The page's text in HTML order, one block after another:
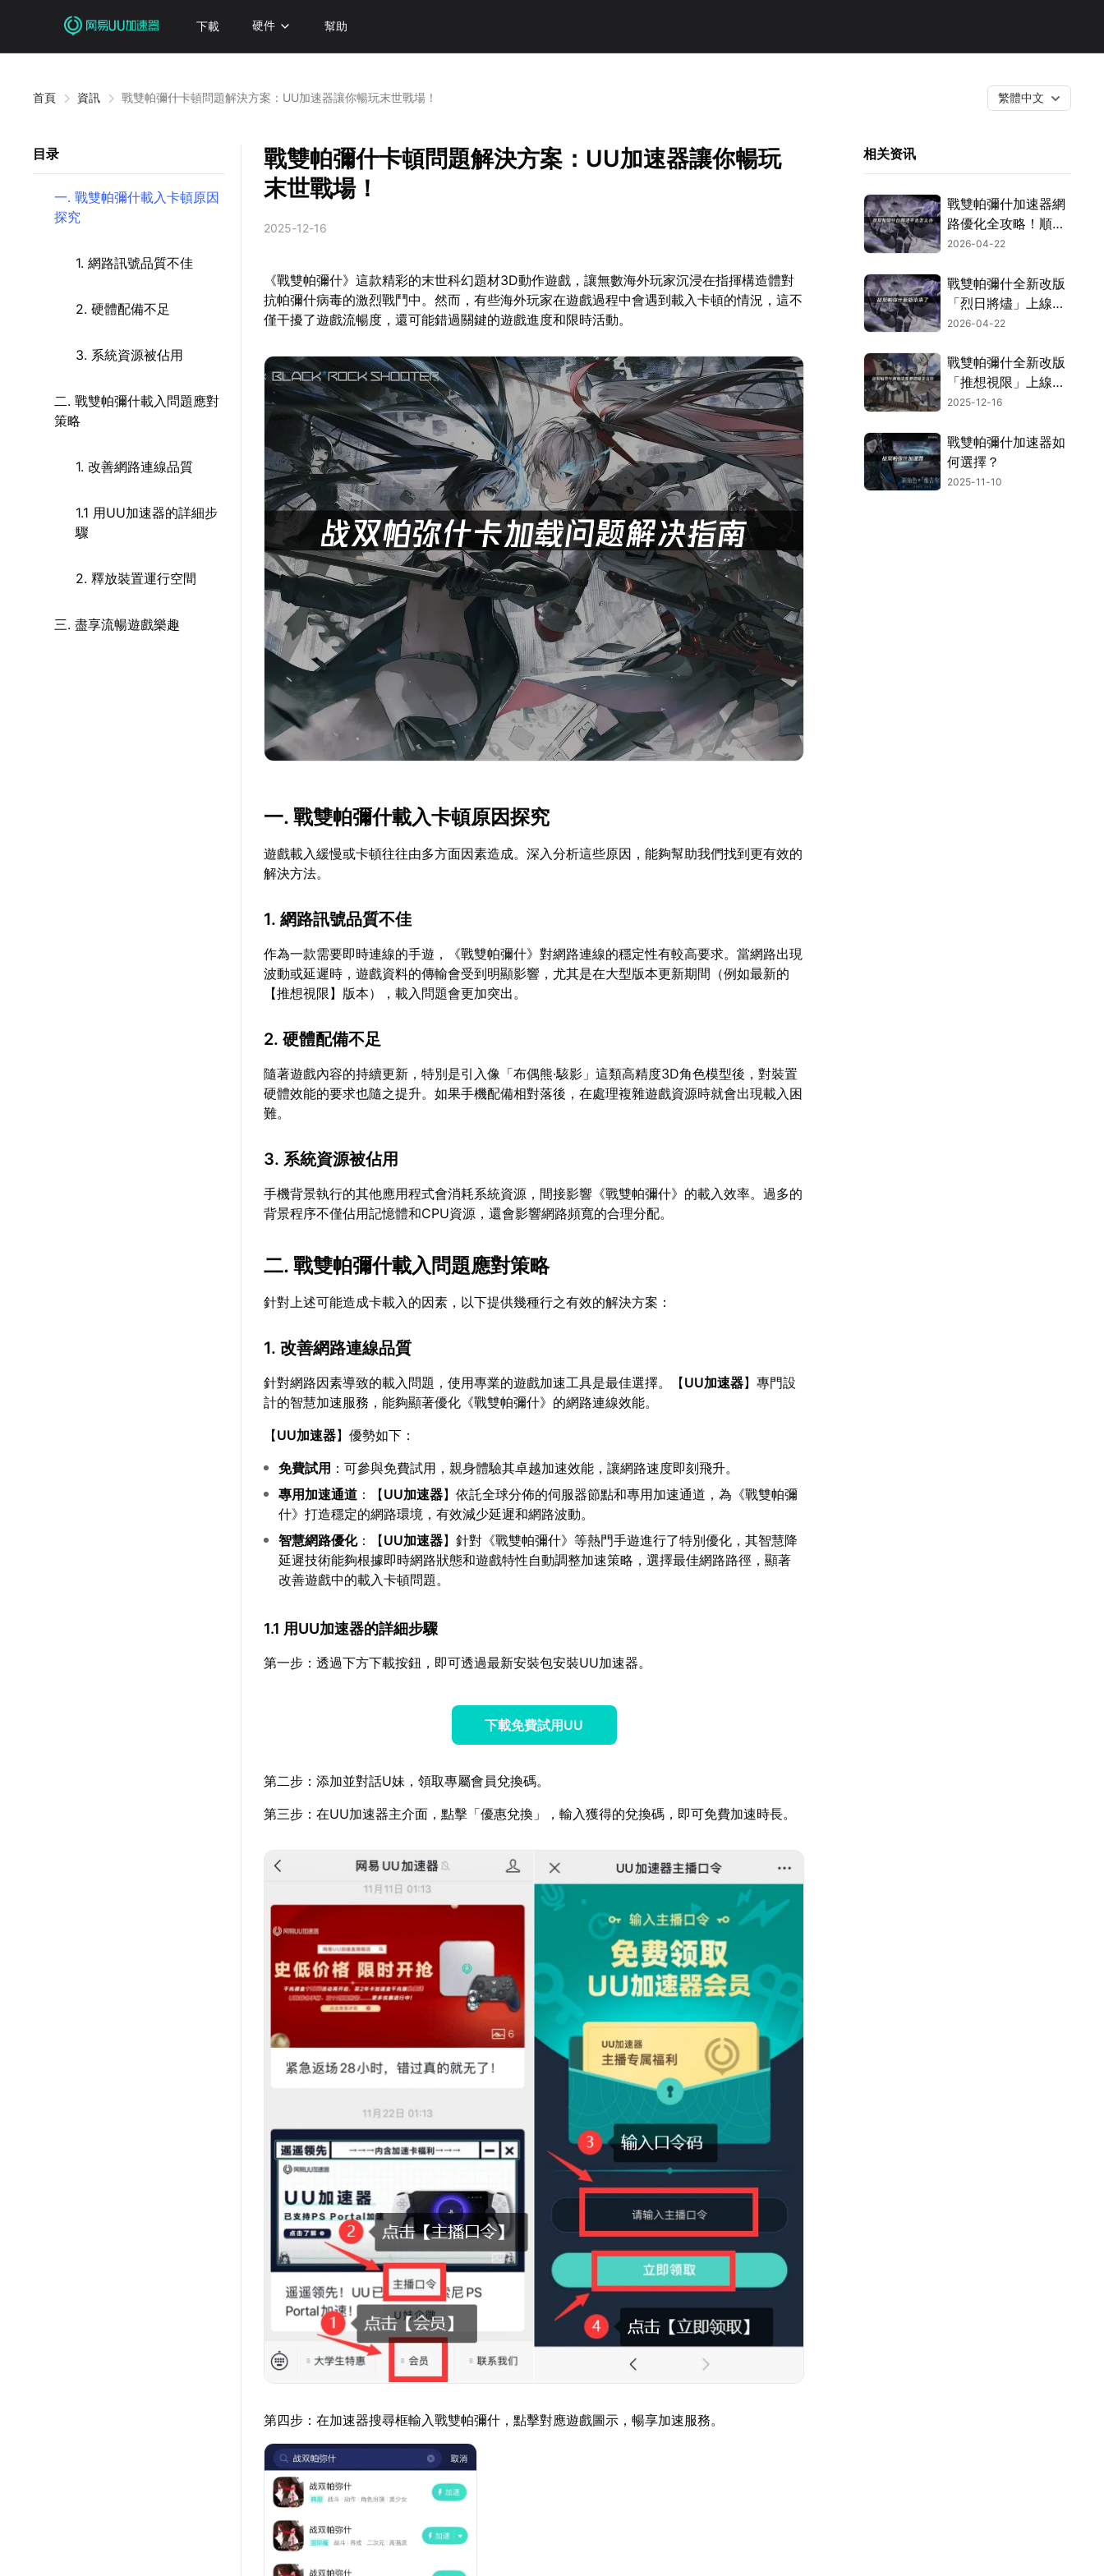
下載 硬件 幫助
首頁 資訊 戰雙帕彌什卡頓問題解決方案：UU加速器讓你暢玩末世戰場！ 繁體中文
目录
一. 戰雙帕彌什載入卡頓原因
探究
1. 網路訊號品質不佳
2. 硬體配備不足
3. 系統資源被佔用
二. 戰雙帕彌什載入問題應對
策略
1. 改善網路連線品質
1.1 用UU加速器的詳細步
驟
2. 釋放裝置運行空間
三. 盡享流暢遊戲樂趣
戰雙帕彌什卡頓問題解決方案：UU加速器讓你暢玩
末世戰場！
2025-12-16
《戰雙帕彌什》這款精彩的末世科幻題材3D動作遊戲，讓無數海外玩家沉浸在指揮構造體對
抗帕彌什病毒的激烈戰鬥中。然而，有些海外玩家在遊戲過程中會遇到載入卡頓的情況，這不
僅干擾了遊戲流暢度，還可能錯過關鍵的遊戲進度和限時活動。
一. 戰雙帕彌什載入卡頓原因探究
遊戲載入緩慢或卡頓往往由多方面因素造成。深入分析這些原因，能夠幫助我們找到更有效的
解決方法。
1. 網路訊號品質不佳
作為一款需要即時連線的手遊，《戰雙帕彌什》對網路連線的穩定性有較高要求。當網路出現
波動或延遲時，遊戲資料的傳輸會受到明顯影響，尤其是在大型版本更新期間（例如最新的
【推想視限】版本），載入問題會更加突出。
2. 硬體配備不足
隨著遊戲內容的持續更新，特別是引入像「布偶熊·駭影」這類高精度3D角色模型後，對裝置
硬體效能的要求也隨之提升。如果手機配備相對落後，在處理複雜遊戲資源時就會出現載入困
難。
3. 系統資源被佔用
手機背景執行的其他應用程式會消耗系統資源，間接影響《戰雙帕彌什》的載入效率。過多的
背景程序不僅佔用記憶體和CPU資源，還會影響網路頻寬的合理分配。
二. 戰雙帕彌什載入問題應對策略
針對上述可能造成卡載入的因素，以下提供幾種行之有效的解決方案：
1. 改善網路連線品質
針對網路因素導致的載入問題，使用專業的遊戲加速工具是最佳選擇。【UU加速器】專門設
計的智慧加速服務，能夠顯著優化《戰雙帕彌什》的網路連線效能。
【UU加速器】優勢如下：
免費試用 ：可參與免費試用，親身體驗其卓越加速效能，讓網路速度即刻飛升。
專用加速通道 ：【UU加速器】依託全球分佈的伺服器節點和專用加速通道，為《戰雙帕彌
什》打造穩定的網路環境，有效減少延遲和網路波動。
智慧網路優化：【UU加速器】針對《戰雙帕彌什》等熱門手遊進行了特別優化，其智慧降
延遲技術能夠根據即時網路狀態和遊戲特性自動調整加速策略，選擇最佳網路路徑，顯著
改善遊戲中的載入卡頓問題。
1.1 用UU加速器的詳細步驟
第一步：透過下方下載按鈕，即可透過最新安裝包安裝UU加速器。
下載免費試用UU
第二步：添加並對話U妹，領取專屬會員兌換碼。
第三步：在UU加速器主介面，點擊「優惠兌換」，輸入獲得的兌換碼，即可免費加速時長。
第四步：在加速器搜尋框輸入戰雙帕彌什，點擊對應遊戲圖示，暢享加速服務。
相关资讯
戰雙帕彌什加速器網
路優化全攻略！順暢
連線這樣做
2026-04-22
戰雙帕彌什全新改版
「烈日將燼」上線，
S級神威新機體強勢
2026-04-22
戰雙帕彌什全新改版
「推想視限」上線！
網路連線優化全攻
2025-12-16
戰雙帕彌什加速器如
何選擇？
2025-11-10